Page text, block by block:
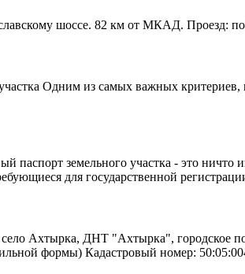
шоссе. 82 км от МКАД. Проезд:
Одним из самых важных критериев,
паспорт земельного участка - это
для государственной
Ахтырка, ДНТ "Ахтырка", городское
формы) Кадастровый номер: